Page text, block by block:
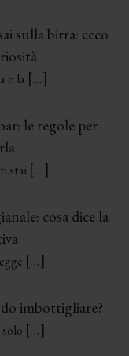
sulla birra: ecco
o la […]
le regole per
stai […]
cosa dice la
[…]
imbottigliare?
[…]